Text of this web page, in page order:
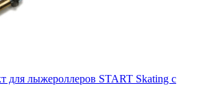
для лыжероллеров START Skating с